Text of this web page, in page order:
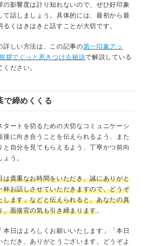
の影響度は計り知れないので、ぜひ好印象
て話しましょう。具体的には、最初から最
くはきはきと話すことが大切です。
詳しい方法は、この記事の第一印象アッ
拶でぐっと惹きつける秘訣で解説している
ださい。
締めくくる
タートを切るための大切なコミュニケーシ
接に向き合うことを伝えられるよう、また
と自分を見てもらえるよう、丁寧かつ前向
う。
は貴重なお時間をいただき、誠にありがと
杯お話しさせていただきますので、どうぞ
します」などと伝えられると、あなたの真
、面接官の気も引き締まります。
本日はよろしくお願いいたします」「本日
ただき、ありがとうございます。どうぞよ